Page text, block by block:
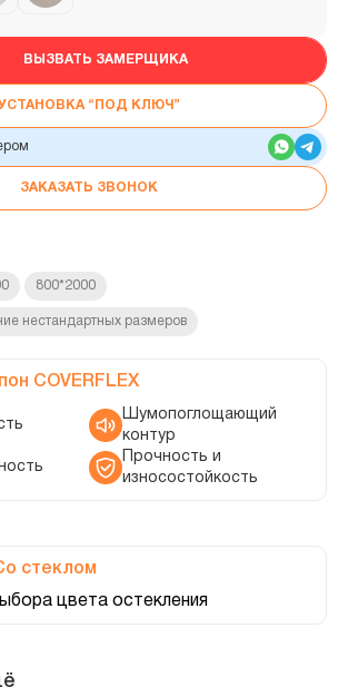
ВЫЗВАТЬ ЗАМЕРЩИКА
“ПОД КЛЮЧ”
ЗАКАЗАТЬ ЗВОНОК
800*2000
нестандартных размеров
COVERFLEX
Шумопоглощающий
контур
Прочность и
износостойкость
стеклом
цвета остекления